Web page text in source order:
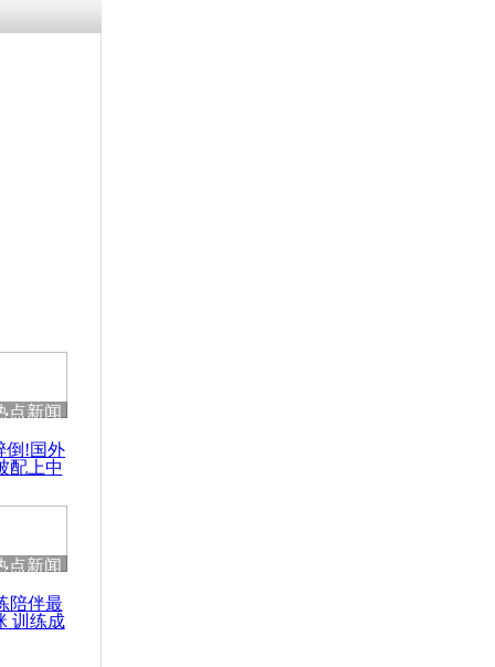
点新闻
倒!国外
配上中
点新闻
陪伴最
训练成